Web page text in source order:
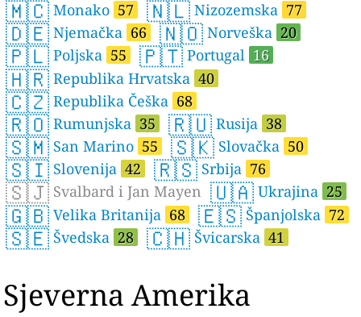
🇲🇨 Monako 57 🇳🇱 Nizozemska 77
🇩🇪 Njemačka 66 🇳🇴 Norveška 20
🇵🇱 Poljska 55 🇵🇹 Portugal 16
🇭🇷 Republika Hrvatska 40
🇨🇿 Republika Češka 68
🇷🇴 Rumunjska 35 🇷🇺 Rusija 38
🇸🇲 San Marino 55 🇸🇰 Slovačka 50
🇸🇮 Slovenija 42 🇷🇸 Srbija 76
🇸🇯 Svalbard i Jan Mayen 🇺🇦 Ukrajina 25
🇬🇧 Velika Britanija 68 🇪🇸 Španjolska 72
🇸🇪 Švedska 28 🇨🇭 Švicarska 41
Sjeverna Amerika